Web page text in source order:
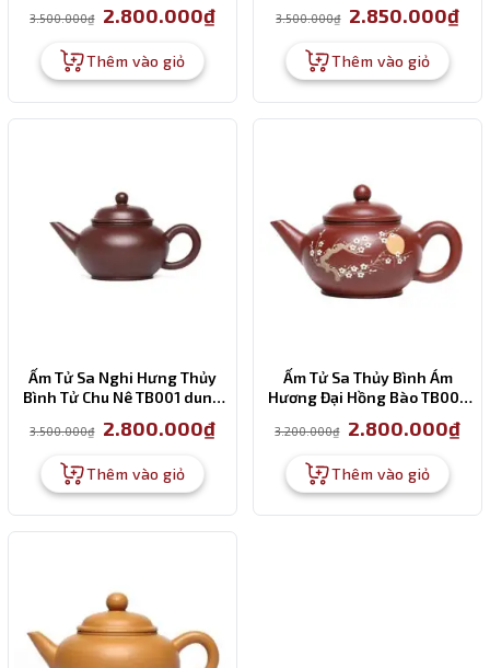
3.500.000₫ Giá
gốc
3.500.000₫.
2.800.000₫Giá
hiện
2.800.000₫.
Thêm vào giỏ
3.500.000₫ Giá
gốc
3.500.000₫.
2.850.000₫Giá
hiện
Thêm vào giỏ
Ấm Tử Sa Nghi Hưng Thủy
Bình Tử Chu Nê TB001 dung
3.500.000₫ Giá
gốc
3.500.000₫.
2.800.000₫Giá
hiện
2.800.000₫.
Thêm vào giỏ
Ấm Tử Sa Thủy Bình Ám
Hương Đại Hồng Bào TB003
3.200.000₫ Giá
gốc
3.200.000₫.
2.800.000₫Giá
hiện
Thêm vào giỏ